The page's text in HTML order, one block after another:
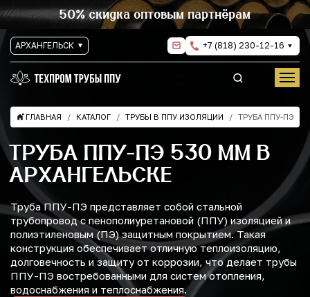
50% скидка оптовым партнёрам
АРХАНГЕЛЬСК +7 (818) 230-12-16
ГЛАВНАЯ КАТАЛОГ ТРУБЫ В ППУ ИЗОЛЯЦИИ ТРУБА ППУ-ПЭ
ТРУБА ППУ-ПЭ 530 ММ В
АРХАНГЕЛЬСКЕ
Труба ППУ-ПЭ представляет собой стальной
трубопровод с пенополиуретановой (ППУ) изоляцией и
полиэтиленовым (ПЭ) защитным покрытием. Такая
конструкция обеспечивает отличную теплоизоляцию,
долговечность и защиту от коррозии, что делает трубы
ППУ-ПЭ востребованными для систем отопления,
водоснабжения и теплоснабжения.